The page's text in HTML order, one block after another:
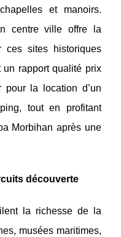
et manoirs.
centre ville offre la
ces sites historiques
un rapport qualité prix
pour la location d’un
tout en profitant
Morbihan après une
découverte
la richesse de la
musées maritimes,